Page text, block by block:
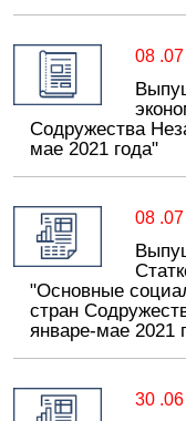
08
Содружества
мае 2021 года"
08
"Основные
стран
январе-мае 2021
30